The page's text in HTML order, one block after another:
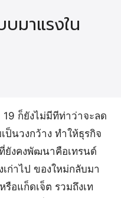
มาแรงใน
ก็ยังไม่มีทีท่าว่าจะลด
ป็นวงกว้าง ทำให้ธุรกิจ
ยังคงพัฒนาคือเทรนด์
ก่าไป ของใหม่กลับมา
อแก็ดเจ็ต รวมถึงเท